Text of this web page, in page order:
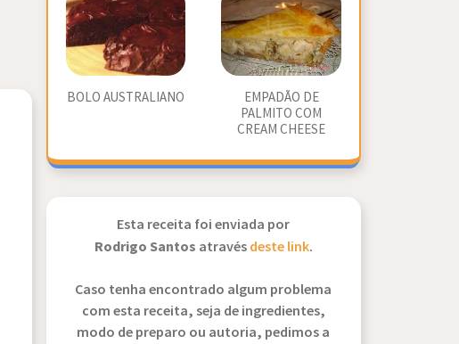
BOLO AUSTRALIANO
EMPADÃO DE
PALMITO COM
CREAM CHEESE
Esta receita foi enviada por
Rodrigo Santos atravésdeste link.
Caso tenha encontrado algum problema
com esta receita, seja de ingredientes,
modo de preparo ou autoria, pedimos a